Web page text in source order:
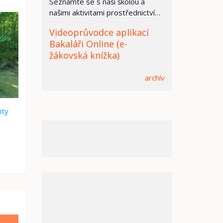
našimi aktivitami prostřednictvím
Videoprůvodce aplikací
Bakaláři Online (e-
žákovská knížka)
archív